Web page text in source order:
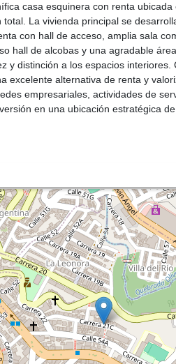
casa esquinera con renta
La vivienda principal se
con hall de acceso, amplia sala
hall de alcobas y una agradable
y distinción a los espacios
alternativa de renta y
empresariales, actividades de
en una ubicación estratégica